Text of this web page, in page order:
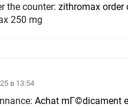
the counter: zithromax order
250 mg
в 13:54
Achat mГ©dicament